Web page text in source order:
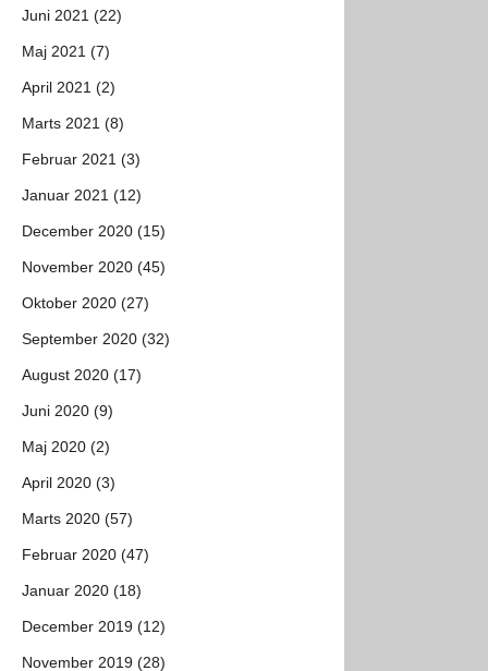
Juni 2021 (22)
Maj 2021 (7)
April 2021 (2)
Marts 2021 (8)
Februar 2021 (3)
Januar 2021 (12)
December 2020 (15)
November 2020 (45)
Oktober 2020 (27)
September 2020 (32)
August 2020 (17)
Juni 2020 (9)
Maj 2020 (2)
April 2020 (3)
Marts 2020 (57)
Februar 2020 (47)
Januar 2020 (18)
December 2019 (12)
November 2019 (28)